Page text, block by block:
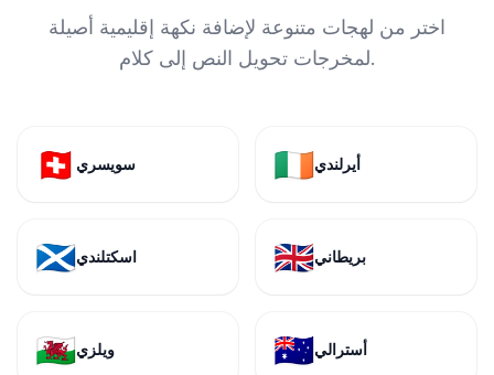
اختر من لهجات متنوعة لإضافة نكهة إقليمية أصيلة
لمخرجات تحويل النص إلى كلام.
🇨🇭 سويسري 🇮🇪أيرلندي
🏴󠁧󠁢󠁳󠁣󠁴󠁿اسكتلندي 🇬🇧بريطاني
🏴󠁧󠁢󠁷󠁬󠁳󠁿ويلزي 🇦🇺أسترالي